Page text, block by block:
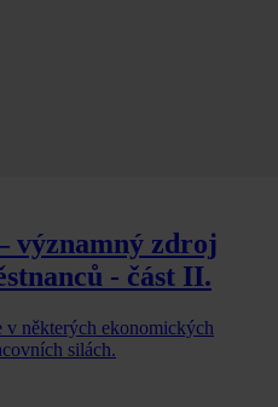
významný zdroj
- část II.
v některých ekonomických
silách.